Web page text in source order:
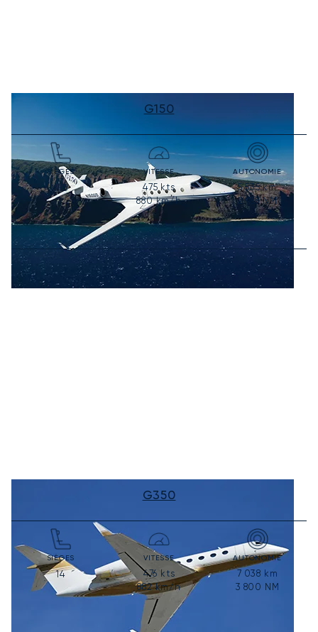
G150
SIÈGES
6-8
VITESSE
475kts
880km/h
AUTONOMIE
5 535km
2 988NM
G350
SIÈGES
14
VITESSE
476 kts
882km/h
AUTONOMIE
7 038 km
3 800 NM